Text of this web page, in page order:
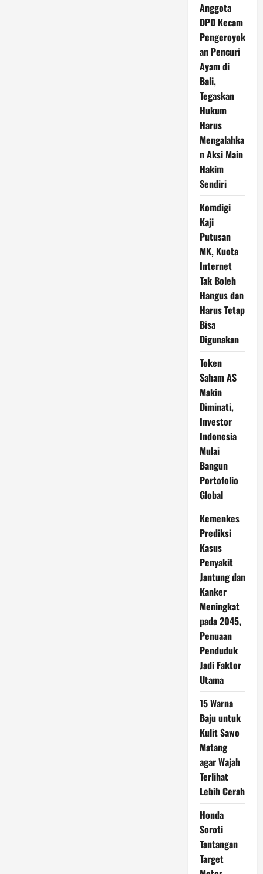
Anggota
DPD Kecam
Pengeroyok
an Pencuri
Ayam di
Bali,
Tegaskan
Hukum
Harus
Mengalahka
n Aksi Main
Hakim
Sendiri
Komdigi
Kaji
Putusan
MK, Kuota
Internet
Tak Boleh
Hangus dan
Harus Tetap
Bisa
Digunakan
Token
Saham AS
Makin
Diminati,
Investor
Indonesia
Mulai
Bangun
Portofolio
Global
Kemenkes
Prediksi
Kasus
Penyakit
Jantung dan
Kanker
Meningkat
pada 2045,
Penuaan
Penduduk
Jadi Faktor
Utama
15 Warna
Baju untuk
Kulit Sawo
Matang
agar Wajah
Terlihat
Lebih Cerah
Honda
Soroti
Tantangan
Target